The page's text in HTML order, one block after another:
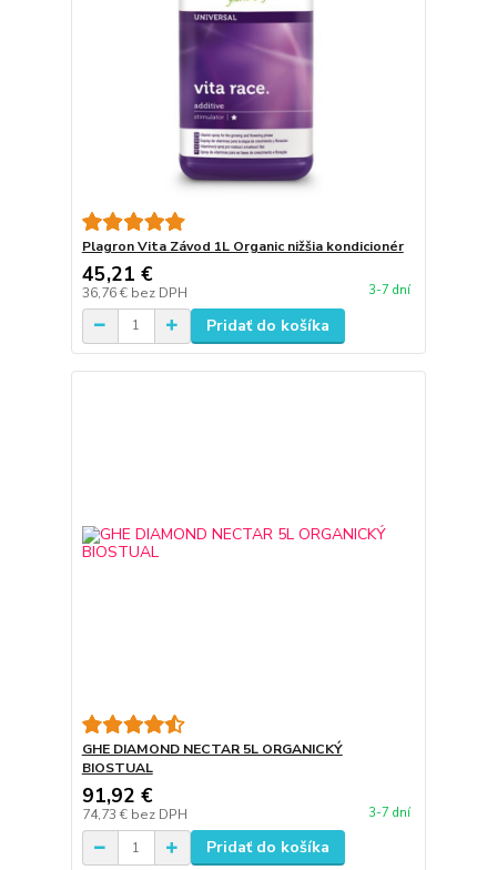
Plagron Vita Závod 1L Organic nižšia kondicionér
45,21 €
36,76 € bez DPH 3-7 dní
Pridať do košíka
GHE DIAMOND NECTAR 5L ORGANICKÝ
BIOSTUAL
91,92 €
74,73 € bez DPH 3-7 dní
Pridať do košíka